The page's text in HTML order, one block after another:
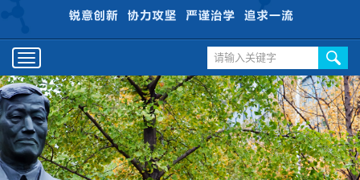
Toggle
navigation